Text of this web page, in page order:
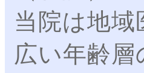
当院は地
広い年齢